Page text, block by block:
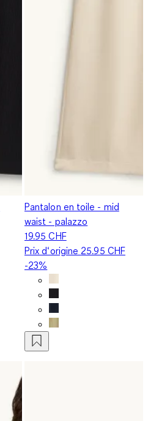
Pantalon en toile - mid
waist - palazzo
19.95 CHF
Prix d‘origine 25.95 CHF
-23%